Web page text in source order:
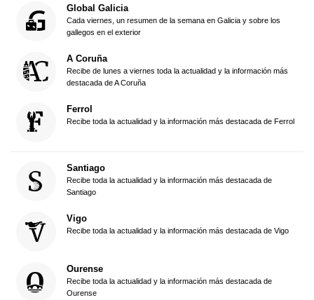
Global Galicia
Cada viernes, un resumen de la semana en Galicia y sobre los
gallegos en el exterior
A Coruña
Recibe de lunes a viernes toda la actualidad y la información más
destacada de A Coruña
Ferrol
Recibe toda la actualidad y la información más destacada de Ferrol
Santiago
Recibe toda la actualidad y la información más destacada de
Santiago
Vigo
Recibe toda la actualidad y la información más destacada de Vigo
Ourense
Recibe toda la actualidad y la información más destacada de
Ourense